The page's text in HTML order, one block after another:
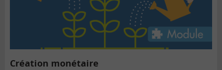
Création monétaire